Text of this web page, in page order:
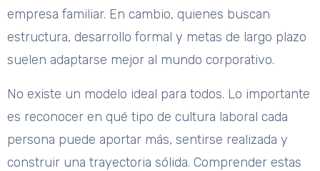
empresa familiar. En cambio, quienes buscan
estructura, desarrollo formal y metas de largo plazo
suelen adaptarse mejor al mundo corporativo.
No existe un modelo ideal para todos. Lo importante
es reconocer en qué tipo de cultura laboral cada
persona puede aportar más, sentirse realizada y
construir una trayectoria sólida. Comprender estas